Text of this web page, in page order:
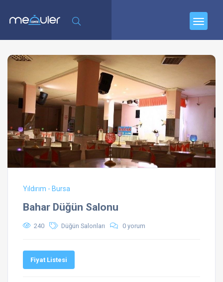
Yıldırım - Bursa
Bahar Düğün Salonu
240 Düğün Salonları 0 yorum
Fiyat Listesi